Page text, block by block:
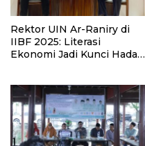
Rektor UIN Ar-Raniry di
IIBF 2025: Literasi
Ekonomi Jadi Kunci Hadapi